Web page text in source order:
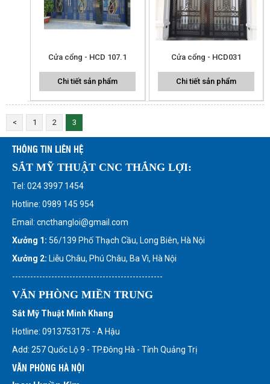
Cửa cổng - HCD 107.1
Chi tiết sản phẩm
Cửa cổng - HCD031
Chi tiết sản phẩm
< 1 2 3
THÔNG TIN LIÊN HỆ
SẮT MỸ THUẬT CNC THẮNG LỢI:
Tel: 024 3997 1454
Hotline: 0989 145 954
Email: cncthangloi@gmail.com
Xưởng 1: 56/139 Phố Thạch Cầu, Long Biên, Hà Nội
Xưởng 2: Liễu Châu, Phú Châu, Ba Vì, Hà Nội
--------------------------------------------------
VĂN PHÒNG MIỀN TRUNG
Sắt Mỹ Thuật Minh Khang
Hotline: 0913753175 - A Hậu
Add: 257 Quốc Lộ 9 - TP.Đông Hà - Tỉnh Quảng Trị
VĂN PHÒNG HÀ NỘI